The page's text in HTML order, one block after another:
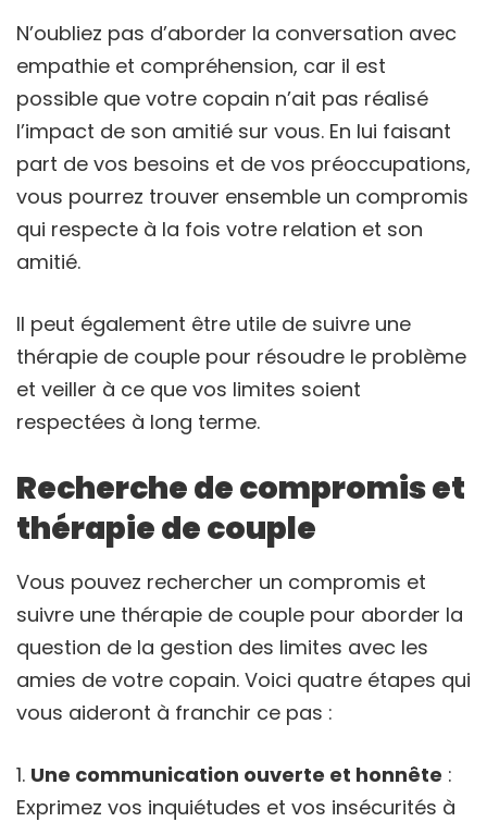
N’oubliez pas d’aborder la conversation avec
empathie et compréhension, car il est
possible que votre copain n’ait pas réalisé
l’impact de son amitié sur vous. En lui faisant
part de vos besoins et de vos préoccupations,
vous pourrez trouver ensemble un compromis
qui respecte à la fois votre relation et son
amitié.
Il peut également être utile de suivre une
thérapie de couple pour résoudre le problème
et veiller à ce que vos limites soient
respectées à long terme.
Recherche de compromis et
thérapie de couple
Vous pouvez rechercher un compromis et
suivre une thérapie de couple pour aborder la
question de la gestion des limites avec les
amies de votre copain. Voici quatre étapes qui
vous aideront à franchir ce pas :
Une communication ouverte et honnête :
Exprimez vos inquiétudes et vos insécurités à